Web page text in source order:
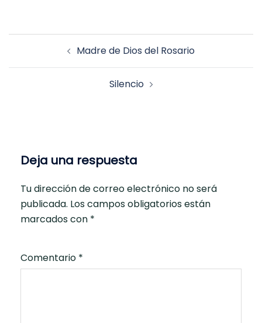
Navegación
entradas
Madre de Dios del Rosario
Silencio
Deja una respuesta
Tu dirección de correo electrónico no será
publicada. Los campos obligatorios están
marcados con *
Comentario *